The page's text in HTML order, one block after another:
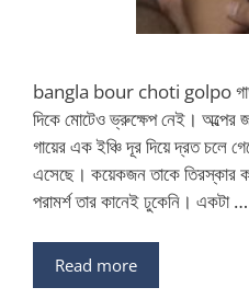
bangla bour choti golpo
দিকে মোটেও ভ্রুক্ষেপ নেই। অল্পের
গায়ের এক ইঞ্চি দূর দিয়ে দ্রত চলে
এসেছে। কয়েকজন তাকে তিরস্কার
পরামর্শ তার কানেই ঢুকেনি। একটা …
Read more